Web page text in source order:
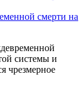
смерти на
системы и
чрезмерное